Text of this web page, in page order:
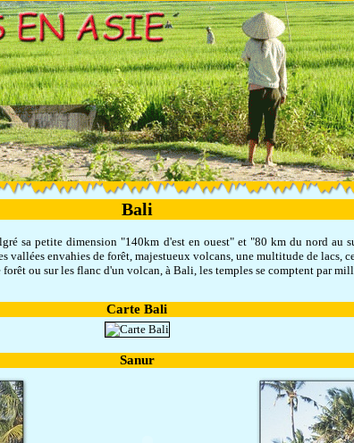
Bali
sa petite dimension "140km d'est en ouest" et "80 km du nord au
envahies de forêt, majestueux volcans, une multitude de lacs,
ou sur les flanc d'un volcan, à Bali, les temples se comptent par
Carte Bali
Sanur